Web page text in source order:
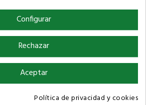
Configurar
Rechazar
Aceptar
Política de privacidad y cookies